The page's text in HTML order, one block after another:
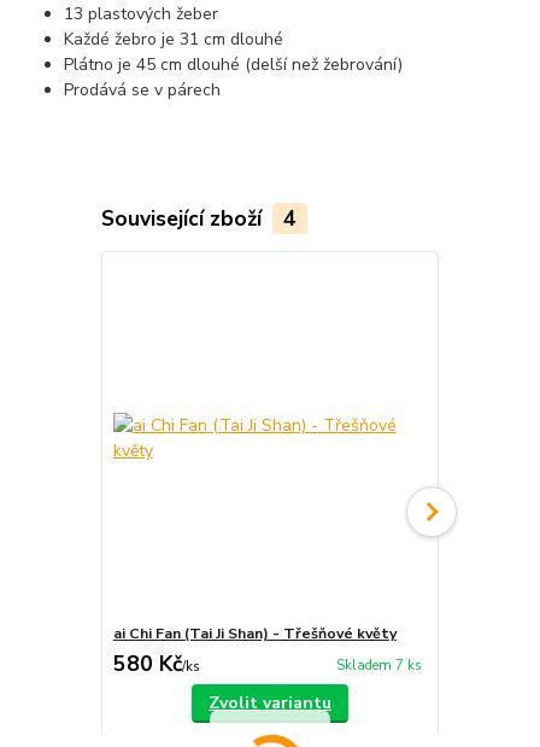
13 plastových žeber
Každé žebro je 31 cm dlouhé
Plátno je 45 cm dlouhé (delší než žebrování)
Prodává se v párech
Související zboží 4
ai Chi Fan (Tai Ji Shan) - Třešňové květy
580 Kč/ks Skladem 7 ks
Zvolit variantu